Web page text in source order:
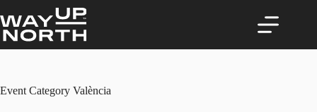
to
content
Event Category València